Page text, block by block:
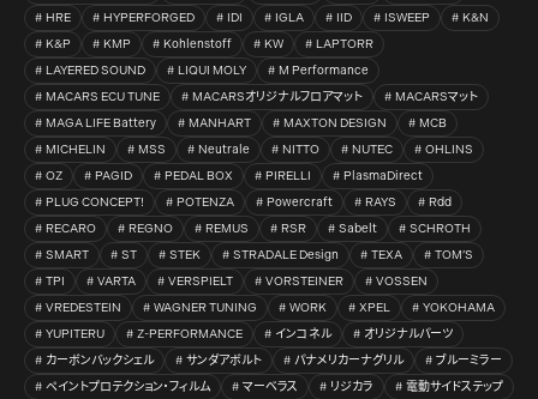
HRE
HYPERFORGED IDI IGLA IID ISWEEP
K&N
K&P
KMP Kohlenstoff KW
LAPTORR
LAYERED SOUND
LIQUI MOLY
M Performance
MACARS ECU TUNE
MACARSオリジナルフロアマット
MACARSマット
MAGA LIFE Battery
MANHART MAXTON DESIGN
MCB
MICHELIN
MSS Neutrale NITTO NUTEC
OHLINS
OZ
PAGID PEDAL BOX PIRELLI
PlasmaDirect
PLUG CONCEPT!
POTENZA Powercraft RAYS
Rdd
RECARO
REGNO REMUS RSR Sabelt
SCHROTH
SMART
ST STEK STRADALE Design TEXA
TOM’S
TPI
VARTA VERSPIELT VORSTEINER
VOSSEN
VREDESTEIN
WAGNER TUNING WORK XPEL
YOKOHAMA
YUPITERU
Z-PERFORMANCE インコネル
オリジナルパーツ
カーボンバックシェル
サンダアボルト パナメリカーナグリル
ブルーミラー
ペイントプロテクション・フィルム
マーベラス リジカラ 電動サイドステップ